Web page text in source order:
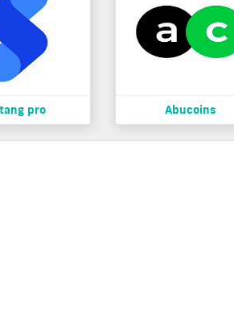
pro Abucoins